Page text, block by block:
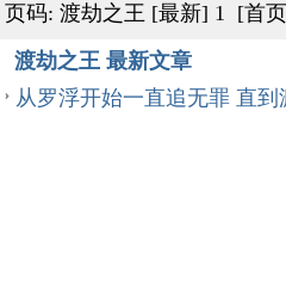
页码: 渡劫之王 [最新] 1 [首
渡劫之王 最新文章
从罗浮开始一直追无罪 直到